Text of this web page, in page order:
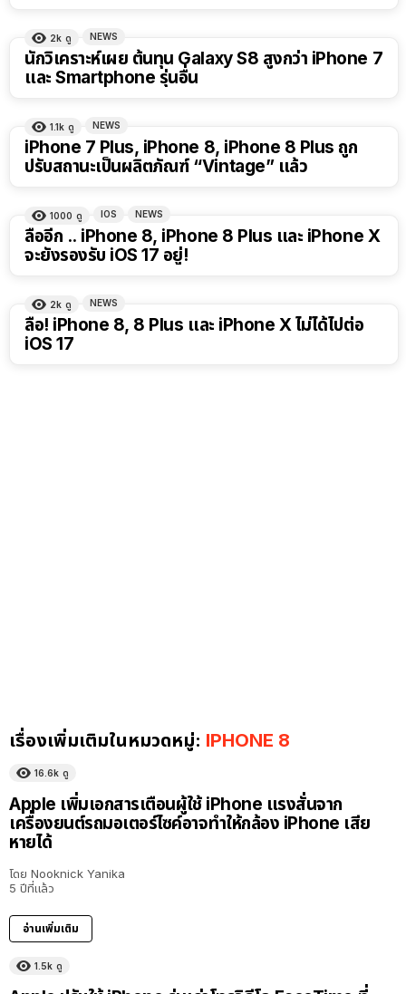
2k ดู NEWS
นักวิเคราะห์เผย ต้นทุน Galaxy S8 สูงกว่า iPhone 7
และ Smartphone รุ่นอื่น
1.1k ดู NEWS
iPhone 7 Plus, iPhone 8, iPhone 8 Plus ถูก
ปรับสถานะเป็นผลิตภัณฑ์ “Vintage” แล้ว
1000 ดู IOS NEWS
ลืออีก .. iPhone 8, iPhone 8 Plus และ iPhone X
จะยังรองรับ iOS 17 อยู่!
2k ดู NEWS
ลือ! iPhone 8, 8 Plus และ iPhone X ไม่ได้ไปต่อ
iOS 17
เรื่องเพิ่มเติมในหมวดหมู่: IPHONE 8
16.6k ดู
Apple เพิ่มเอกสารเตือนผู้ใช้ iPhone แรงสั่นจาก
เครื่องยนต์รถมอเตอร์ไซค์อาจทำให้กล้อง iPhone เสีย
หายได้
โดย Nooknick Yanika
5 ปีที่แล้ว
อ่านเพิ่มเติม
1.5k ดู